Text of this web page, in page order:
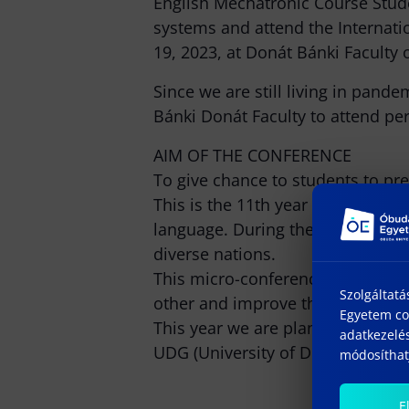
systems and attend the
19, 2023, at Donát Bánki
Since we are still living in
Bánki Donát Faculty to attend
AIM OF THE CONFERENCE
To give chance to students to
This is the 11th year from
language. During these 11
diverse nations.
This micro-conference gives
other and improve their
This year we are planning to
UDG (University of Donja Gorica)
Egyetem